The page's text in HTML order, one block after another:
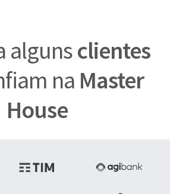
algunsclientes
na Master
House